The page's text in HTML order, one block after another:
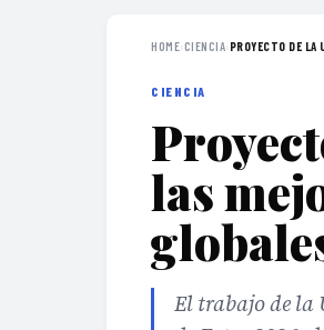
HOME›CIENCIA› PROYECTO DE LA
CIENCIA
las
El trabajo de la